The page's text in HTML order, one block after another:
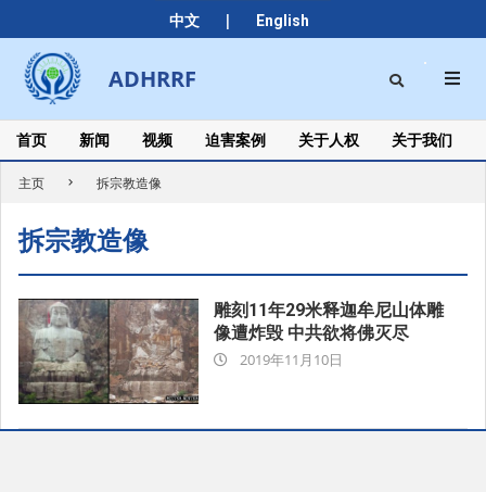
中文 | English
to
content
ADHRRF Search
Secondary
Navigation
Menu
首页 新闻 视频 迫害案例 关于人权 关于我们
主页 拆宗教造像
拆宗教造像
雕刻11年29米释迦牟尼山体雕
像遭炸毁 中共欲将佛灭尽
2019-2019年11月10日